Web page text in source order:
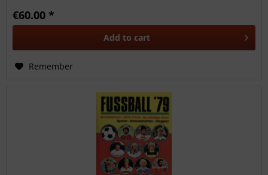
€60.00 *
Add to cart
Remember